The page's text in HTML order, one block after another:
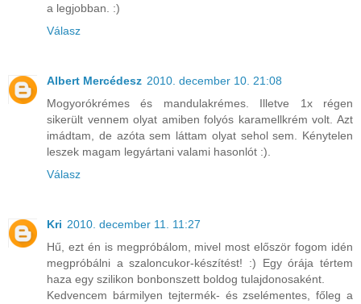
a legjobban. :)
Válasz
Albert Mercédesz 2010. december 10. 21:08
Mogyorókrémes és mandulakrémes. Illetve 1x régen
sikerült vennem olyat amiben folyós karamellkrém volt. Azt
imádtam, de azóta sem láttam olyat sehol sem. Kénytelen
leszek magam legyártani valami hasonlót :).
Válasz
Kri 2010. december 11. 11:27
Hű, ezt én is megpróbálom, mivel most először fogom idén
megpróbálni a szaloncukor-készítést! :) Egy órája tértem
haza egy szilikon bonbonszett boldog tulajdonosaként.
Kedvencem bármilyen tejtermék- és zselémentes, főleg a